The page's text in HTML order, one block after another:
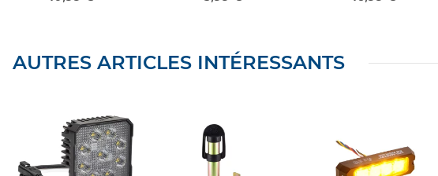
AUTRES ARTICLES INTÉRESSANTS